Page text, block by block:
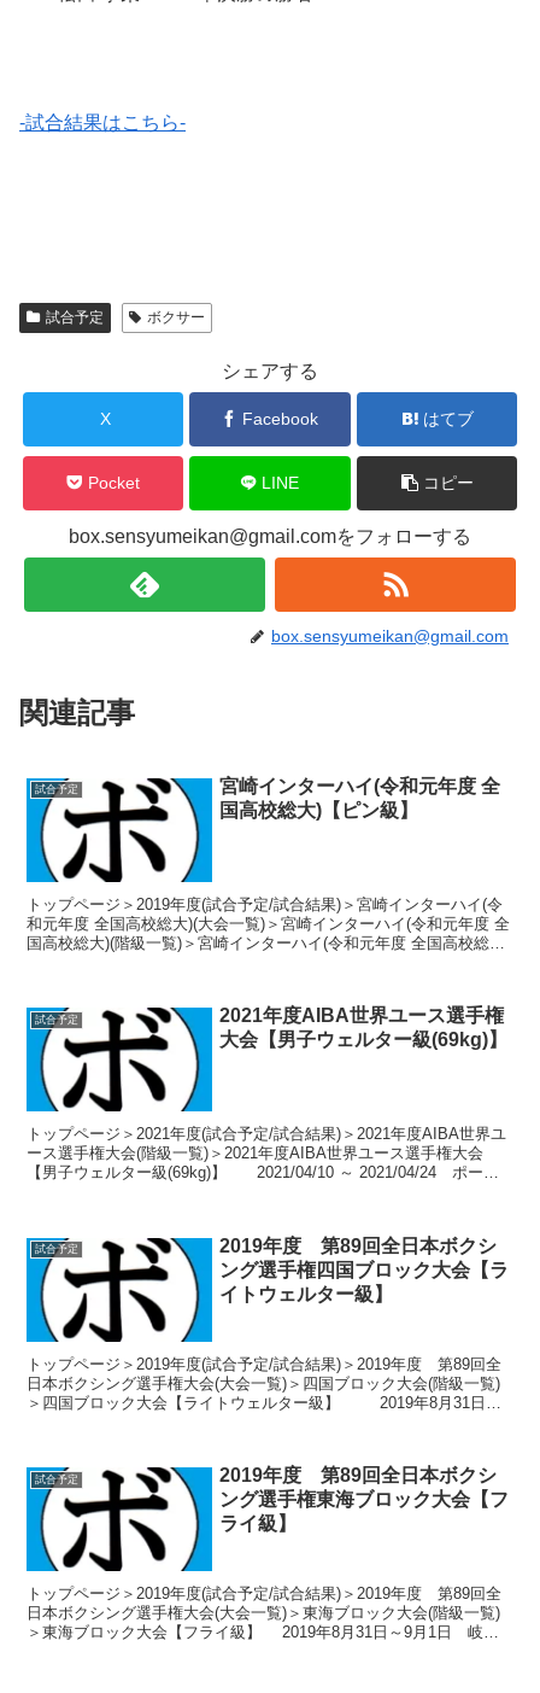
-試合結果はこちら-
試合予定 ボクサー
シェアする
X Facebook はてブ
Pocket LINE コピー
box.sensyumeikan@gmail.comをフォローする
box.sensyumeikan@gmail.com
関連記事
試合予定
宮崎インターハイ(令和元年度 全
国高校総大)【ピン級】
トップページ＞2019年度(試合予定/試合結果)＞宮崎インターハイ(令
和元年度 全国高校総大)(大会一覧)＞宮崎インターハイ(令和元年度 全
国高校総大)(階級一覧)＞宮崎インターハイ(令和元年度 全国高校総大)
試合予定
2021年度AIBA世界ユース選手権
大会【男子ウェルター級(69kg)】
トップページ＞2021年度(試合予定/試合結果)＞2021年度AIBA世界ユ
ース選手権大会(階級一覧)＞2021年度AIBA世界ユース選手権大会
【男子ウェルター級(69kg)】 2021/04/10 ～ 2021/04/24 ポーラ
試合予定
2019年度 第89回全日本ボクシ
ング選手権四国ブロック大会【ラ
イトウェルター級】
トップページ＞2019年度(試合予定/試合結果)＞2019年度 第89回全
日本ボクシング選手権大会(大会一覧)＞四国ブロック大会(階級一覧)
＞四国ブロック大会【ライトウェルター級】 2019年8月31日～9
試合予定
2019年度 第89回全日本ボクシ
ング選手権東海ブロック大会【フ
ライ級】
トップページ＞2019年度(試合予定/試合結果)＞2019年度 第89回全
日本ボクシング選手権大会(大会一覧)＞東海ブロック大会(階級一覧)
＞東海ブロック大会【フライ級】 2019年8月31日～9月1日 岐阜